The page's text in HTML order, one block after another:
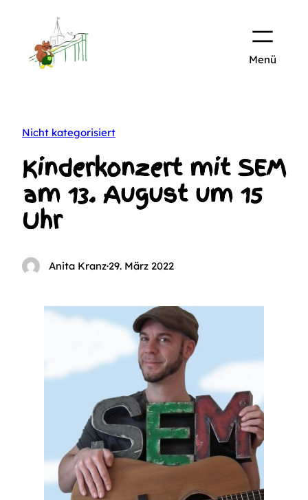
springen
Nicht kategorisiert
Kinderkonzert mit SEM
am 13. August um 15
Uhr
Anita Kranz·29. März 2022